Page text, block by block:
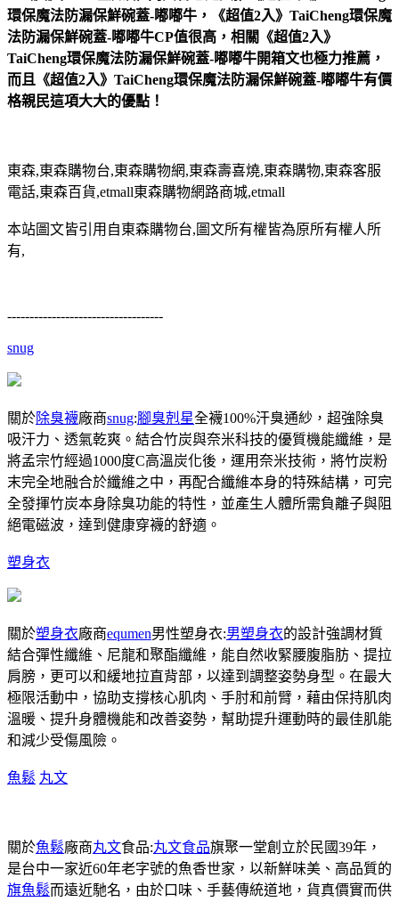
環保魔法防漏保鮮碗蓋-嘟嘟牛，《超值2入》TaiCheng環保魔
法防漏保鮮碗蓋-嘟嘟牛CP值很高，相關《超值2入》
TaiCheng環保魔法防漏保鮮碗蓋-嘟嘟牛開箱文也極力推薦，
而且《超值2入》TaiCheng環保魔法防漏保鮮碗蓋-嘟嘟牛有價
格親民這項大大的優點！
東森,東森購物台,東森購物網,東森壽喜燒,東森購物,東森客服
電話,東森百貨,etmall東森購物網路商城,etmall
本站圖文皆引用自東森購物台,圖文所有權皆為原所有權人所
有,
-----------------------------------
snug
關於除臭襪廠商snug:腳臭剋星全襪100%汗臭通紗，超強除臭
吸汗力、透氣乾爽。結合竹炭與奈米科技的優質機能纖維，是
將孟宗竹經過1000度C高溫炭化後，運用奈米技術，將竹炭粉
末完全地融合於纖維之中，再配合纖維本身的特殊結構，可完
全發揮竹炭本身除臭功能的特性，並產生人體所需負離子與阻
絕電磁波，達到健康穿襪的舒適。
塑身衣
關於塑身衣廠商equmen男性塑身衣:男塑身衣的設計強調材質
結合彈性纖維、尼龍和聚酯纖維，能自然收緊腰腹脂肪、提拉
肩膀，更可以和緩地拉直背部，以達到調整姿勢身型。在最大
極限活動中，協助支撐核心肌肉、手肘和前臂，藉由保持肌肉
溫暖、提升身體機能和改善姿勢，幫助提升運動時的最佳肌能
和減少受傷風險。
魚鬆 丸文
關於魚鬆廠商丸文食品:丸文食品旗聚一堂創立於民國39年，
是台中一家近60年老字號的魚香世家，以新鮮味美、高品質的
旗魚鬆而遠近馳名，由於口味、手藝傳統道地，貨真價實而供